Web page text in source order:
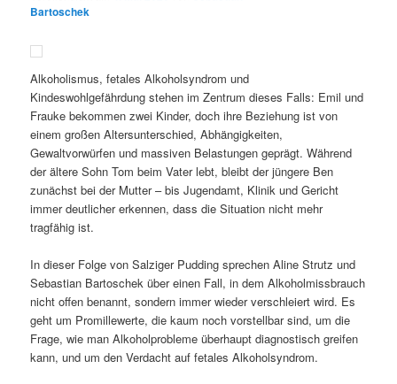
Bartoschek
Alkoholismus, fetales Alkoholsyndrom und
Kindeswohlgefährdung stehen im Zentrum dieses Falls: Emil und
Frauke bekommen zwei Kinder, doch ihre Beziehung ist von
einem großen Altersunterschied, Abhängigkeiten,
Gewaltvorwürfen und massiven Belastungen geprägt. Während
der ältere Sohn Tom beim Vater lebt, bleibt der jüngere Ben
zunächst bei der Mutter – bis Jugendamt, Klinik und Gericht
immer deutlicher erkennen, dass die Situation nicht mehr
tragfähig ist.
In dieser Folge von Salziger Pudding sprechen Aline Strutz und
Sebastian Bartoschek über einen Fall, in dem Alkoholmissbrauch
nicht offen benannt, sondern immer wieder verschleiert wird. Es
geht um Promillewerte, die kaum noch vorstellbar sind, um die
Frage, wie man Alkoholprobleme überhaupt diagnostisch greifen
kann, und um den Verdacht auf fetales Alkoholsyndrom.